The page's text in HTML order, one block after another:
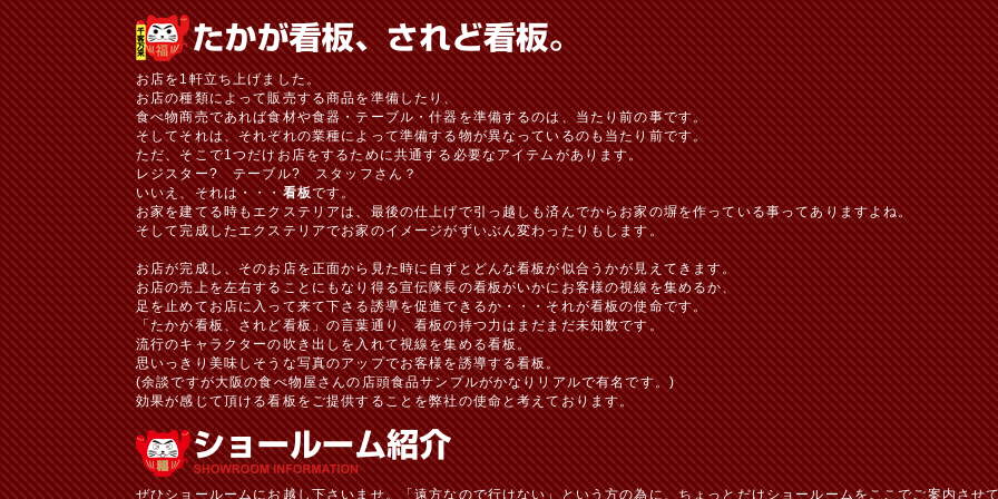
お店を1軒立ち上げました。
お店の種類によって販売する商品を準備したり、
食べ物商売であれば食材や食器・テーブル・什器を準備するのは、当たり前の事です。
そしてそれは、それぞれの業種によって準備する物が異なっているのも当たり前です。
ただ、そこで1つだけお店をするために共通する必要なアイテムがあります。
レジスター? テーブル? スタッフさん？
いいえ、それは・・・看板です。
お家を建てる時もエクステリアは、最後の仕上げで引っ越しも済んでからお家の塀を作っている事ってありますよね。
そして完成したエクステリアでお家のイメージがずいぶん変わったりもします。
お店が完成し、そのお店を正面から見た時に自ずとどんな看板が似合うかが見えてきます。
お店の売上を左右することにもなり得る宣伝隊長の看板がいかにお客様の視線を集めるか、
足を止めてお店に入って来て下さる誘導を促進できるか・・・それが看板の使命です。
「たかが看板、されど看板」の言葉通り、看板の持つ力はまだまだ未知数です。
流行のキャラクターの吹き出しを入れて視線を集める看板。
思いっきり美味しそうな写真のアップでお客様を誘導する看板。
(余談ですが大阪の食べ物屋さんの店頭食品サンプルがかなりリアルで有名です。)
効果が感じて頂ける看板をご提供することを弊社の使命と考えております。
ぜひショールームにお越し下さいませ。「遠方なので行けない」という方の為に、ちょっとだけショールームをここでご案内させ